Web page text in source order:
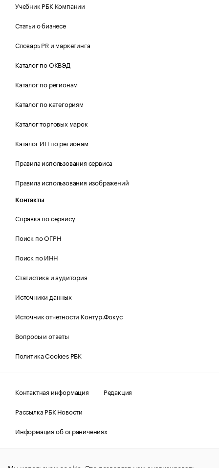
Учебник РБК Компании
Статьи о бизнесе
Словарь PR и маркетинга
Каталог по ОКВЭД
Каталог по регионам
Каталог по категориям
Каталог торговых марок
Каталог ИП по регионам
Правила использования сервиса
Правила использования изображений
Контакты
Справка по сервису
Поиск по ОГРН
Поиск по ИНН
Статистика и аудитория
Источники данных
Источник отчетности Контур.Фокус
Вопросы и ответы
Политика Cookies РБК
Контактная информация
Редакция
Рассылка РБК Новости
Информация об ограничениях
Правовая информация
О соблюдении авторских прав